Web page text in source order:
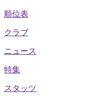
順位表
クラブ
ニュース
特集
スタッツ